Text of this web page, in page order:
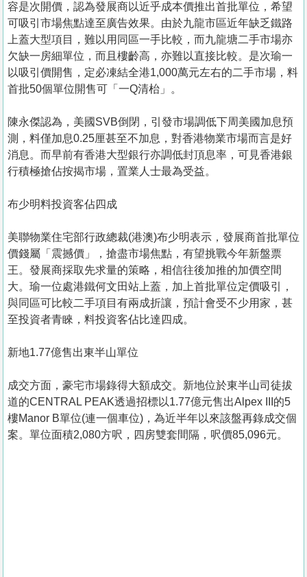
容是次開價，認為發展商以近乎成本價推出首批單位，希望
可吸引市場焦點達至廣告效果。由於九龍市區近年缺乏鐵路
上蓋大型項目，難以用同區一手比較，而九龍塘二手市場亦
欠缺一房細單位，而且樓齡高，亦難以直接比較。是次瑜一
以吸引價開售，定必凍結全港1,000萬元左右的二手市場，料
首批50個單位開售可「一Q清枱」。
陳永傑認為，美國SVB倒閉，引發市場調低下周美國加息預
測，料僅加息0.25厘甚至不加息，對香港物業市場而言是好
消息。而早前有香港大型銀行亦調低封頂息率，可見香港銀
行積極搶佔按揭市場，置業人士最為受益。
布少明料投資客佔四成
美聯物業住宅部行政總裁(港澳)布少明表示，發展商首批單位
價錢屬「震撼價」，搶盡市場焦點，有望挑戰今年新盤票
王。發展商採取先求量的策略，相信往後加推的加價空間
大。瑜一位處港鐵何文田站上蓋，加上首批單位定價吸引，
與同區可比較二手項目有兩成折讓，預計會受不少用家，甚
至投資者青睞，料投資客佔比達四成。
新地1.77億售出東半山單位
成交方面，豪宅市場錄得大額成交。新地位於東半山司徒拔
道的CENTRAL PEAK透過招標以1.77億元售出Alpex III的5
樓Manor B單位(連一個車位)，為近半年以來該盤再錄成交個
案。單位面積2,080方呎，四房雙套間隔，呎價85,096元。